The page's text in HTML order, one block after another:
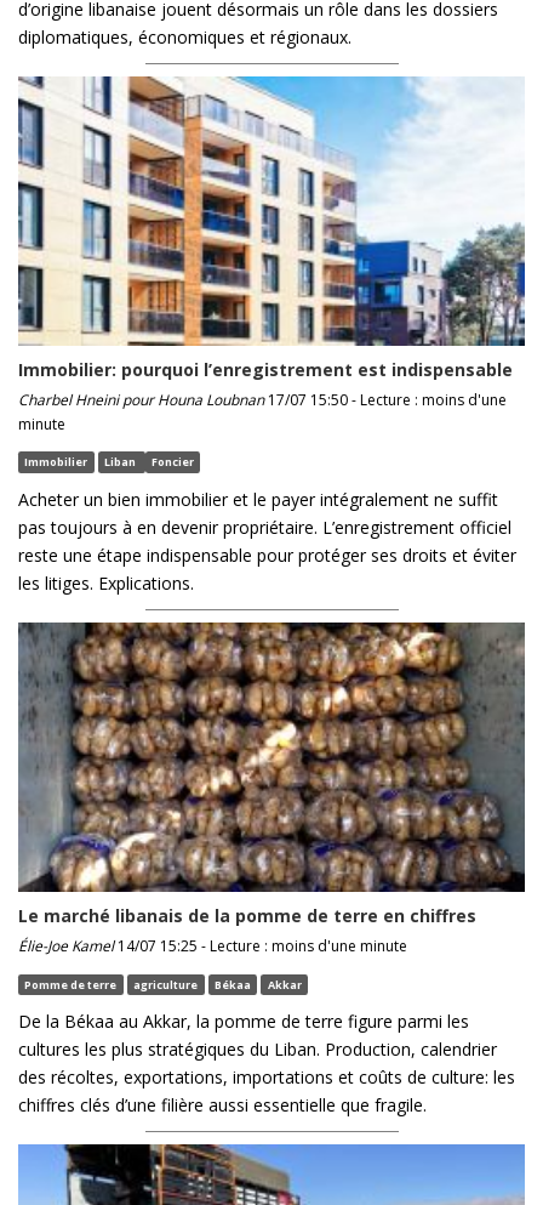
d’origine libanaise jouent désormais un rôle dans les dossiers
diplomatiques, économiques et régionaux.
Immobilier: pourquoi l’enregistrement est indispensable
Charbel Hneini pour Houna Loubnan17/07 15:50 - Lecture : moins d'une
minute
Immobilier Liban Foncier
Acheter un bien immobilier et le payer intégralement ne suffit
pas toujours à en devenir propriétaire. L’enregistrement officiel
reste une étape indispensable pour protéger ses droits et éviter
les litiges. Explications.
Le marché libanais de la pomme de terre en chiffres
Élie-Joe Kamel14/07 15:25 - Lecture : moins d'une minute
Pomme de terre agriculture Békaa Akkar
De la Békaa au Akkar, la pomme de terre figure parmi les
cultures les plus stratégiques du Liban. Production, calendrier
des récoltes, exportations, importations et coûts de culture: les
chiffres clés d’une filière aussi essentielle que fragile.